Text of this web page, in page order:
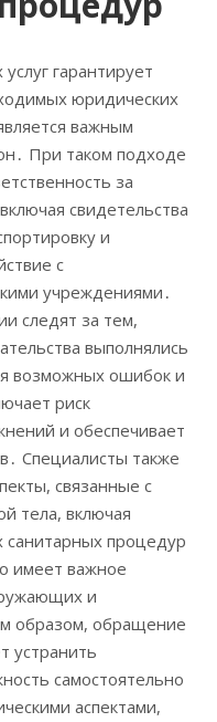
гарантирует
юридических
важным
При таком подходе
за
свидетельства
и
с
учреждениями․
следят за тем,
выполнялись
возможных ошибок и
риск
и обеспечивает
Специалисты также
связанные с
тела, включая
процедур
имеет важное
и
образом, обращение
устранить
самостоятельно
аспектами,